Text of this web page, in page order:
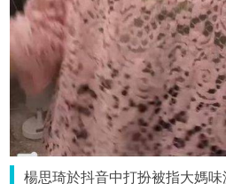
楊思琦於抖音中打扮被指大媽